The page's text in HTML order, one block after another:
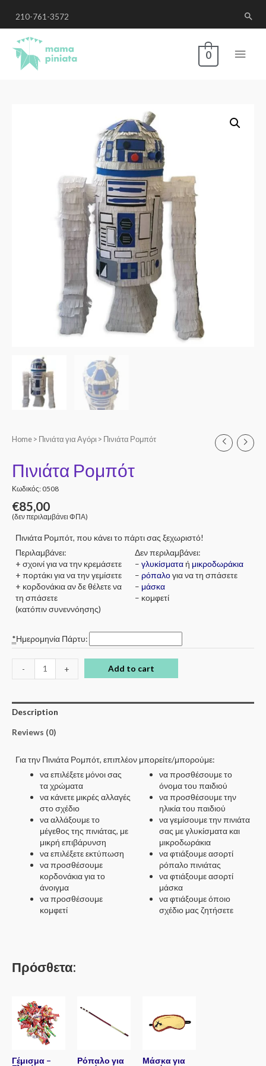
210-761-3572
0
Home > Πινιάτα για Αγόρι > Πινιάτα Ρομπότ
Πινιάτα Ρομπότ
Κωδικός: 0508
€85,00
(δεν περιλαμβάνει ΦΠΑ)
Πινιάτα Ρομπότ, που κάνει το πάρτι σας ξεχωριστό!
Περιλαμβάνει:
+ σχοινί για να την κρεμάσετε
+ πορτάκι για να την γεμίσετε
+ κορδονάκια αν δε θέλετε να
τη σπάσετε
(κατόπιν συνεννόησης)
Δεν περιλαμβάνει:
– γλυκίσματαή μικροδωράκια
– ρόπαλογια να τη σπάσετε
– μάσκα
– κομφετί
*Ημερομηνία Πάρτυ:
- + Add to cart
Description
Reviews (0)
Για την Πινιάτα Ρομπότ, επιπλέον μπορείτε/μπορούμε:
να επιλέξετε μόνοι σας
τα χρώματα
να κάνετε μικρές αλλαγές
στο σχέδιο
να αλλάξουμε το
μέγεθος της πινιάτας, με
μικρή επιβάρυνση
να επιλέξετε εκτύπωση
να προσθέσουμε
κορδονάκια για το
άνοιγμα
να προσθέσουμε
κομφετί
να προσθέσουμε το
όνομα του παιδιού
να προσθέσουμε την
ηλικία του παιδιού
να γεμίσουμε την πινιάτα
σας με γλυκίσματα και
μικροδωράκια
να φτιάξουμε ασορτί
ρόπαλο πινιάτας
να φτιάξουμε ασορτί
μάσκα
να φτιάξουμε όποιο
σχέδιο μας ζητήσετε
Πρόσθετα:
Γέμισμα – Ρόπαλο για Μάσκα για